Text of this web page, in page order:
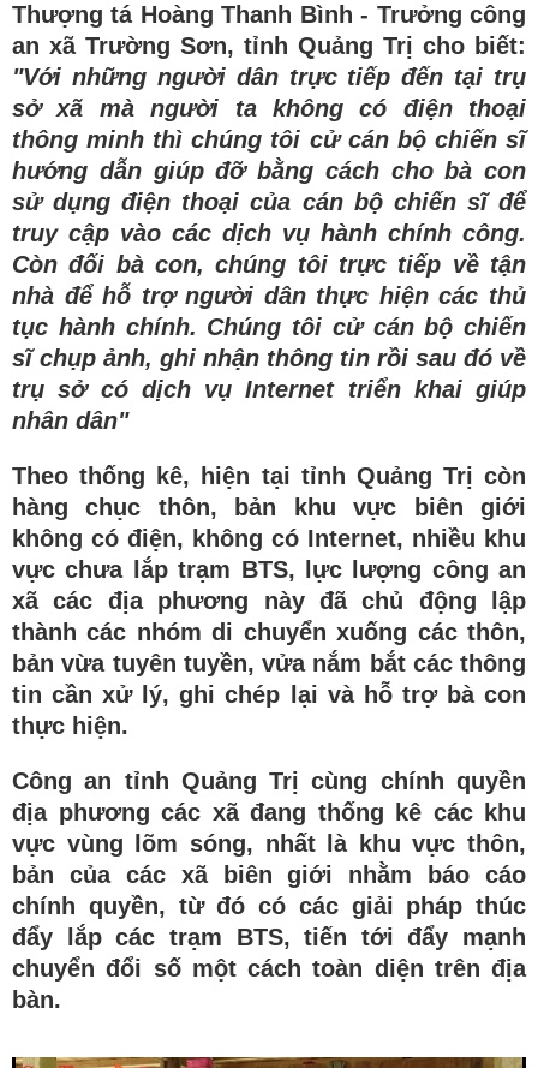
Thượng tá Hoàng Thanh Bình - Trưởng công
an xã Trường Sơn, tỉnh Quảng Trị cho biết:
"Với những người dân trực tiếp đến tại trụ
sở xã mà người ta không có điện thoại
thông minh thì chúng tôi cử cán bộ chiến sĩ
hướng dẫn giúp đỡ bằng cách cho bà con
sử dụng điện thoại của cán bộ chiến sĩ để
truy cập vào các dịch vụ hành chính công.
Còn đối bà con, chúng tôi trực tiếp về tận
nhà để hỗ trợ người dân thực hiện các thủ
tục hành chính. Chúng tôi cử cán bộ chiến
sĩ chụp ảnh, ghi nhận thông tin rồi sau đó về
trụ sở có dịch vụ Internet triển khai giúp
nhân dân"
Theo thống kê, hiện tại tỉnh Quảng Trị còn
hàng chục thôn, bản khu vực biên giới
không có điện, không có Internet, nhiều khu
vực chưa lắp trạm BTS, lực lượng công an
xã các địa phương này đã chủ động lập
thành các nhóm di chuyển xuống các thôn,
bản vừa tuyên tuyền, vửa nắm bắt các thông
tin cần xử lý, ghi chép lại và hỗ trợ bà con
thực hiện.
Công an tỉnh Quảng Trị cùng chính quyền
địa phương các xã đang thống kê các khu
vực vùng lõm sóng, nhất là khu vực thôn,
bản của các xã biên giới nhằm báo cáo
chính quyền, từ đó có các giải pháp thúc
đẩy lắp các trạm BTS, tiến tới đẩy mạnh
chuyển đổi số một cách toàn diện trên địa
bàn.